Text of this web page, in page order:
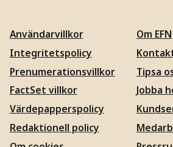
Användarvillkor
Integritetspolicy
Prenumerationsvillkor
FactSet villkor
Värdepapperspolicy
Redaktionell policy
Om EFN
Tipsa
Jobba